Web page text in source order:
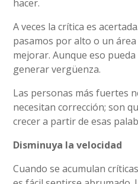
hacer.
A veces la crítica es
pasamos por alto o un
mejorar. Aunque eso
generar vergüenza.
Las personas más fuertes
necesitan corrección; son
crecer a partir de esas
Disminuya la velocidad
Cuando se acumulan